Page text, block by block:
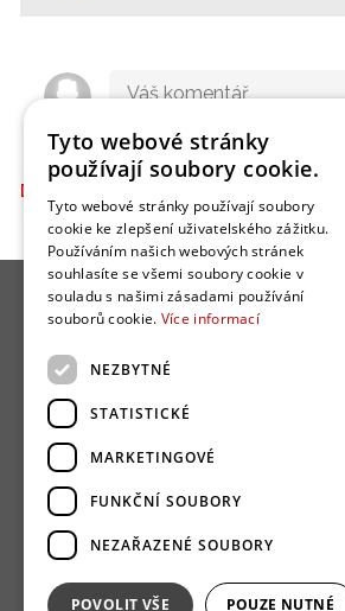
DALŠÍ ČLÁNKY
Uživatelské podmínky
Ochrana osobních údajú
Cookies
Tyto webové stránky
používají soubory cookie.
Tyto webové stránky používají soubory
cookie ke zlepšení uživatelského zážitku.
Používáním našich webových stránek
souhlasíte se všemi soubory cookie v
souladu s našimi zásadami používání
souborů cookie. Více informací
NEZBYTNÉ
STATISTICKÉ
MARKETINGOVÉ
FUNKČNÍ SOUBORY
NEZAŘAZENÉ SOUBORY
POVOLIT VŠE POUZE NUTNÉ